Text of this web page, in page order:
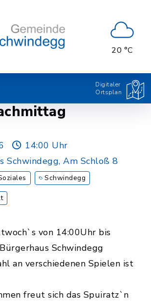
20 °C
Digitaler
Ortsplan
14:00 Uhr
Schwindegg, Am Schloß 8
Schwindegg
von 14:00Uhr bis
Schwindegg
an verschiedenen Spielen ist
freut sich das Spuiratz`n